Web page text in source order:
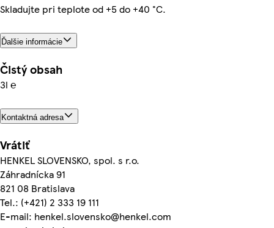
Skladujte pri teplote od +5 do +40 °C.
Ďalšie informácie
Čistý obsah
3l ℮
Kontaktná adresa
Vrátiť
HENKEL SLOVENSKO, spol. s r.o.
Záhradnícka 91
821 08 Bratislava
Tel.: (+421) 2 333 19 111
E-mail: henkel.slovensko@henkel.com